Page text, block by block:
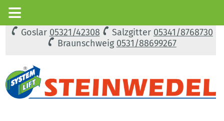
Goslar 05321/42308 Salzgitter 05341/8768730
Braunschweig 0531/88699267